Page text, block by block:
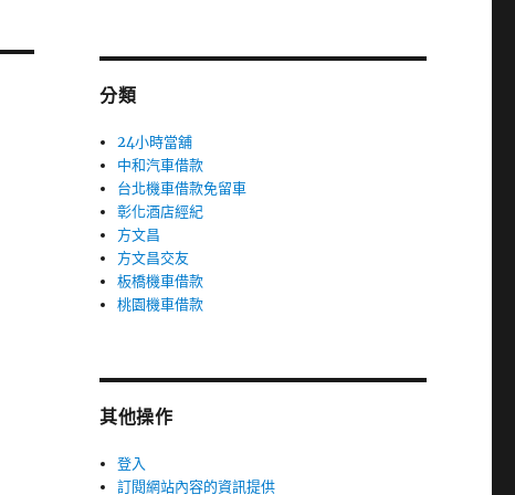
分類
24小時當舖
中和汽車借款
台北機車借款免留車
彰化酒店經紀
方文昌
方文昌交友
板橋機車借款
桃園機車借款
其他操作
登入
訂閱網站內容的資訊提供